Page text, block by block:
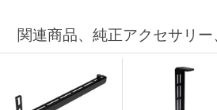
関連商品、純正アクセサリー